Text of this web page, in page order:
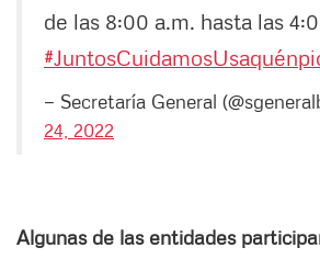
de las 8:00 a.m. hasta las
#JuntosCuidamosUsaquén
— Secretaría General
24, 2022
Algunas de las entidades